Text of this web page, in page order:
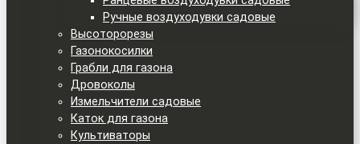
Ручные воздуходувки садовые
Высоторорезы
Газонокосилки
Грабли для газона
Дровоколы
Измельчители садовые
Каток для газона
Культиваторы